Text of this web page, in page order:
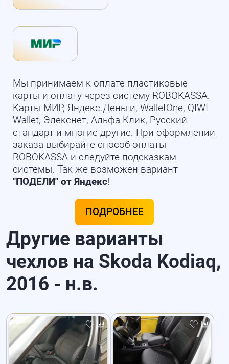
Мы принимаем к оплате пластиковые
карты и оплату через систему ROBOKASSA.
Карты МИР, Яндекс.Деньги, WalletOne, QIWI
Wallet, Элекснет, Альфа Клик, Русский
стандарт и многие другие. При оформлении
заказа выбирайте способ оплаты
ROBOKASSA и следуйте подсказкам
системы. Так же возможен вариант
"ПОДЕЛИ" от Яндекс!
ПОДРОБНЕЕ
Другие варианты
чехлов на Skoda Kodiaq,
2016 - н.в.